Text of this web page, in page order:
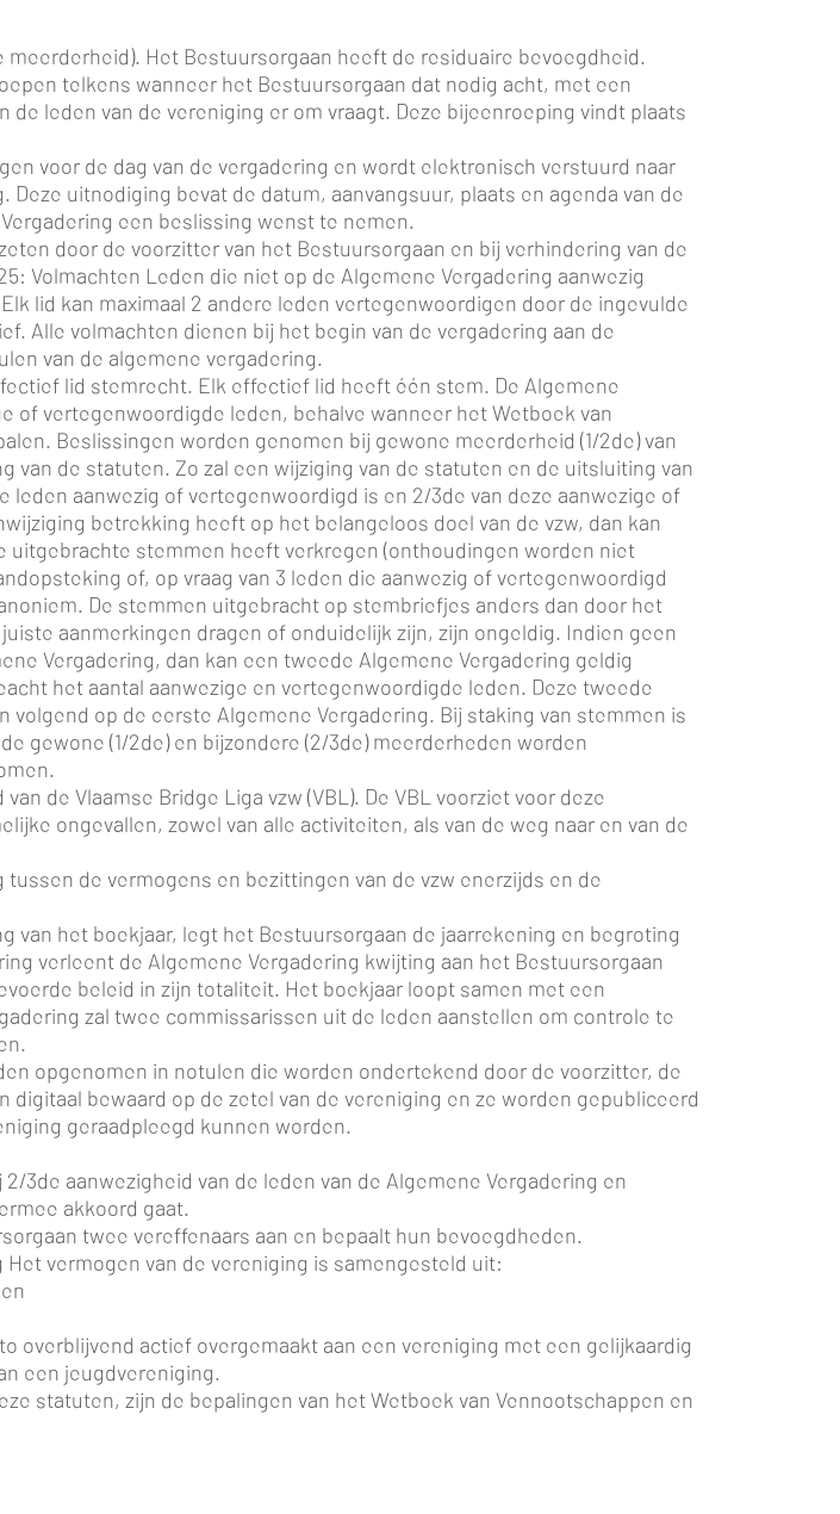
Het Bestuursorgaan heeft de residuaire bevoegdheid.
telkens wanneer het Bestuursorgaan dat nodig acht, met een
leden van de vereniging er om vraagt. Deze bijeenroeping vindt plaats
voor de dag van de vergadering en wordt elektronisch verstuurd naar
uitnodiging bevat de datum, aanvangsuur, plaats en agenda van de
een beslissing wenst te nemen.
door de voorzitter van het Bestuursorgaan en bij verhindering van de
Volmachten Leden die niet op de Algemene Vergadering aanwezig
lid kan maximaal 2 andere leden vertegenwoordigen door de ingevulde
Alle volmachten dienen bij het begin van de vergadering aan de
van de algemene vergadering.
lid stemrecht. Elk effectief lid heeft één stem. De Algemene
of vertegenwoordigde leden, behalve wanneer het Wetboek van
Beslissingen worden genomen bij gewone meerderheid (1/2de) van
de statuten. Zo zal een wijziging van de statuten en de uitsluiting van
aanwezig of vertegenwoordigd is en 2/3de van deze aanwezige of
betrekking heeft op het belangeloos doel van de vzw, dan kan
uitgebrachte stemmen heeft verkregen (onthoudingen worden niet
of, op vraag van 3 leden die aanwezig of vertegenwoordigd
De stemmen uitgebracht op stembriefjes anders dan door het
aanmerkingen dragen of onduidelijk zijn, zijn ongeldig. Indien geen
Vergadering, dan kan een tweede Algemene Vergadering geldig
het aantal aanwezige en vertegenwoordigde leden. Deze tweede
volgend op de eerste Algemene Vergadering. Bij staking van stemmen is
gewone (1/2de) en bijzondere (2/3de) meerderheden worden
de Vlaamse Bridge Liga vzw (VBL). De VBL voorziet voor deze
ongevallen, zowel van alle activiteiten, als van de weg naar en van de
de vermogens en bezittingen van de vzw enerzijds en de
van het boekjaar, legt het Bestuursorgaan de jaarrekening en begroting
verleent de Algemene Vergadering kwijting aan het Bestuursorgaan
beleid in zijn totaliteit. Het boekjaar loopt samen met een
zal twee commissarissen uit de leden aanstellen om controle te
opgenomen in notulen die worden ondertekend door de voorzitter, de
bewaard op de zetel van de vereniging en ze worden gepubliceerd
geraadpleegd kunnen worden.
3de aanwezigheid van de leden van de Algemene Vergadering en
akkoord gaat.
twee vereffenaars aan en bepaalt hun bevoegdheden.
vermogen van de vereniging is samengesteld uit:
actief overgemaakt aan een vereniging met een gelijkaardig
een jeugdvereniging.
statuten, zijn de bepalingen van het Wetboek van Vennootschappen en